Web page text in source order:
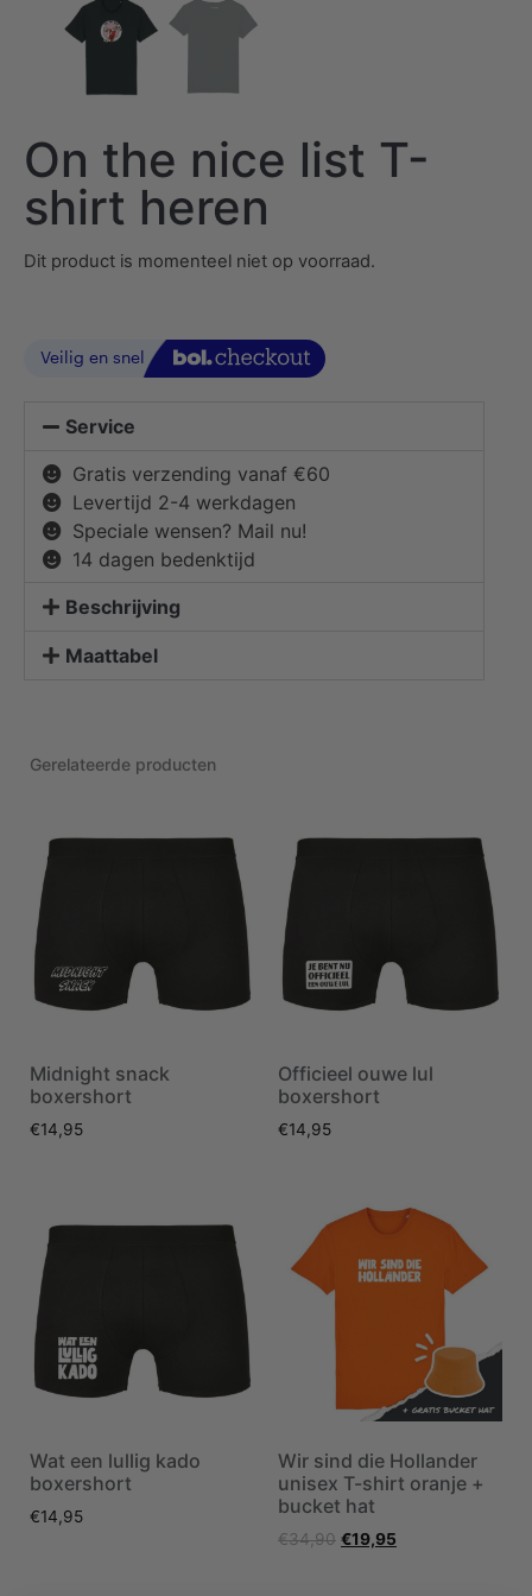
On the nice list T-
shirt heren
Dit product is momenteel niet op voorraad.
Service
Gratis verzending vanaf €60
Levertijd 2-4 werkdagen
Speciale wensen? Mail nu!
14 dagen bedenktijd
Beschrijving
Maattabel
Gerelateerde producten
Midnight snack
boxershort
€14,95
Officieel ouwe lul
boxershort
€14,95
Wat een lullig kado
boxershort
€14,95
Wir sind die Hollander
unisex T-shirt oranje +
bucket hat
€34,90 €19,95